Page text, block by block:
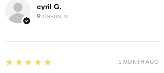
cyril G.
OSSUN, N
5
★★★★★ 1 MONTH AGO